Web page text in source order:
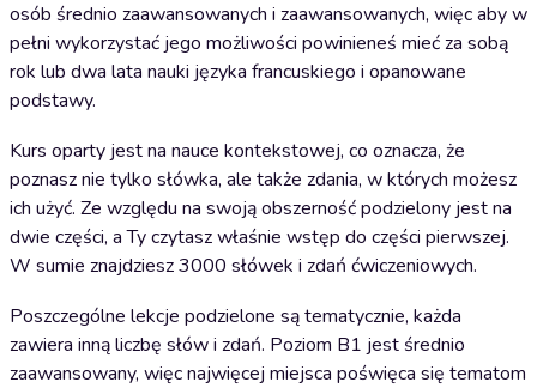
osób średnio zaawansowanych i zaawansowanych, więc aby w
pełni wykorzystać jego możliwości powinieneś mieć za sobą
rok lub dwa lata nauki języka francuskiego i opanowane
podstawy.
Kurs oparty jest na nauce kontekstowej, co oznacza, że
poznasz nie tylko słówka, ale także zdania, w których możesz
ich użyć. Ze względu na swoją obszerność podzielony jest na
dwie części, a Ty czytasz właśnie wstęp do części pierwszej.
W sumie znajdziesz 3000 słówek i zdań ćwiczeniowych.
Poszczególne lekcje podzielone są tematycznie, każda
zawiera inną liczbę słów i zdań. Poziom B1 jest średnio
zaawansowany, więc najwięcej miejsca poświęca się tematom